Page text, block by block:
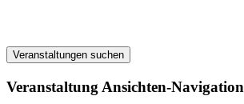
Veranstaltungen suchen
Veranstaltung Ansichten-Navigation